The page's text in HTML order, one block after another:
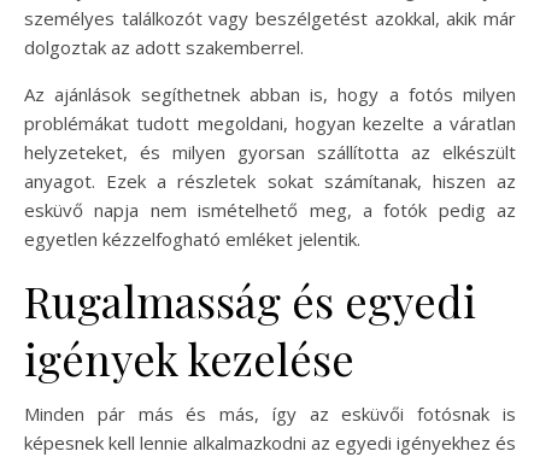
személyes találkozót vagy beszélgetést azokkal, akik már
dolgoztak az adott szakemberrel.
Az ajánlások segíthetnek abban is, hogy a fotós milyen
problémákat tudott megoldani, hogyan kezelte a váratlan
helyzeteket, és milyen gyorsan szállította az elkészült
anyagot. Ezek a részletek sokat számítanak, hiszen az
esküvő napja nem ismételhető meg, a fotók pedig az
egyetlen kézzelfogható emléket jelentik.
Rugalmasság és egyedi
igények kezelése
Minden pár más és más, így az esküvői fotósnak is
képesnek kell lennie alkalmazkodni az egyedi igényekhez és